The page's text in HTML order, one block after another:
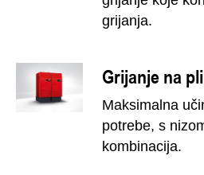
grijanja.
Grijanje na
Maksimalna
potrebe, s
kombinacija.